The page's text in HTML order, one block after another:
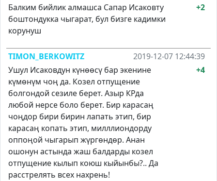
Балким бийлик алмашса Сапар Исаковту
боштондукка чыгарат, бул бизге кадимки
корунуш
+2
TIMON_BERKOWITZ
2019-12-07 12:44:39
Ушул Исаковдун күнөөсү бар экенине
күмөнүм чоң да. Козел отпущение
болгондой сезиле берет. Азыр КРда
любой нерсе боло берет. Бир карасаң
чоңдор бири бирин лапать этип, бир
карасаң копать этип, милллиондорду
оппоңой чыгарып жүргөндөр. Анан
ошонун астында жаш балдарды козел
отпущение кылып коюш кыйынбы?.. Да
расстрелять всех нахрень!
+4